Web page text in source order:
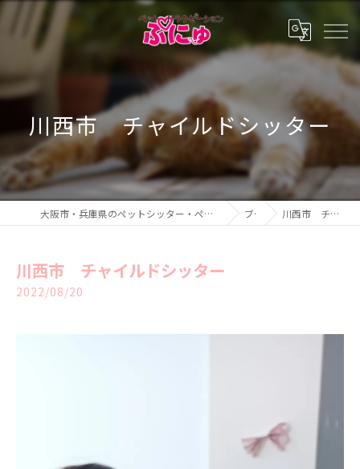
川西市 チャイルドシッター
大阪市・兵庫県のペットシッター・ペットホテル・ペットリラクゼーション ぷにゅ ブログ 川西市 チャイルドシッター
川西市 チャイルドシッター
2022/08/20